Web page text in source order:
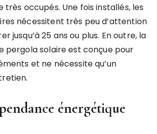
très occupés. Une fois installés, les
nécessitent très peu d’attention
jusqu’à 25 ans ou plus. En outre, la
pergola solaire est conçue pour
et ne nécessite qu’un
énergétique